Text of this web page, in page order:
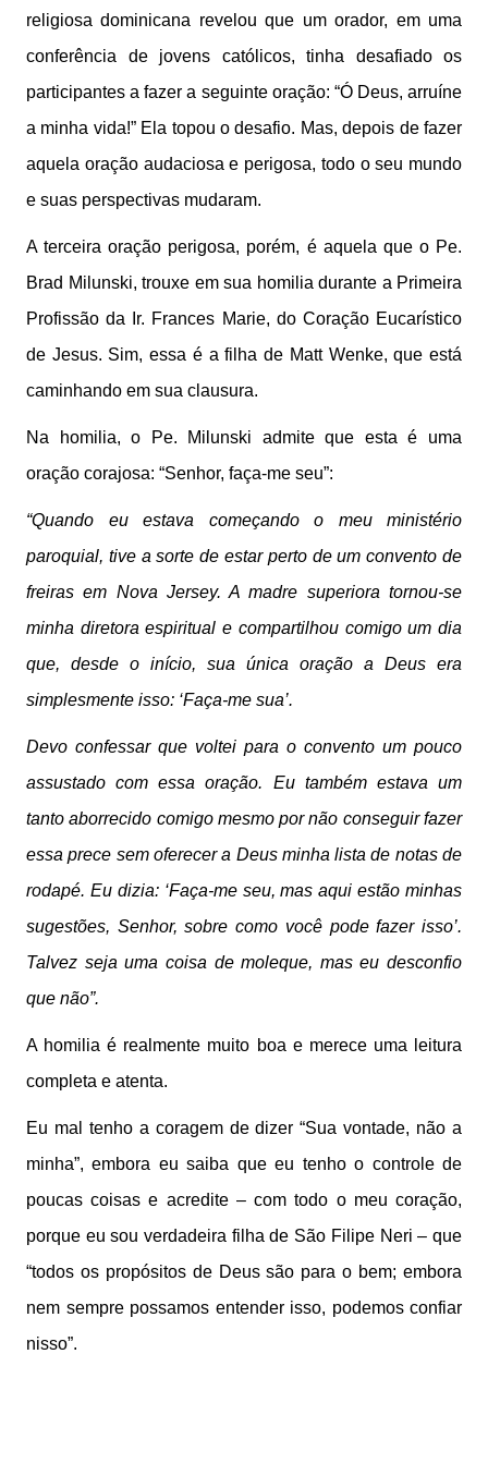
religiosa dominicana revelou que um orador, em uma
conferência de jovens católicos, tinha desafiado os
participantes a fazer a seguinte oração: “Ó Deus, arruíne
a minha vida!” Ela topou o desafio. Mas, depois de fazer
aquela oração audaciosa e perigosa, todo o seu mundo
e suas perspectivas mudaram.
A terceira oração perigosa, porém, é aquela que o Pe.
Brad Milunski, trouxe em sua homilia durante a Primeira
Profissão da Ir. Frances Marie, do Coração Eucarístico
de Jesus. Sim, essa é a filha de Matt Wenke, que está
caminhando em sua clausura.
Na homilia, o Pe. Milunski admite que esta é uma
oração corajosa: “Senhor, faça-me seu”:
“Quando eu estava começando o meu ministério
paroquial, tive a sorte de estar perto de um convento de
freiras em Nova Jersey. A madre superiora tornou-se
minha diretora espiritual e compartilhou comigo um dia
que, desde o início, sua única oração a Deus era
simplesmente isso: ‘Faça-me sua’.
Devo confessar que voltei para o convento um pouco
assustado com essa oração. Eu também estava um
tanto aborrecido comigo mesmo por não conseguir fazer
essa prece sem oferecer a Deus minha lista de notas de
rodapé. Eu dizia: ‘Faça-me seu, mas aqui estão minhas
sugestões, Senhor, sobre como você pode fazer isso’.
Talvez seja uma coisa de moleque, mas eu desconfio
que não”.
A homilia é realmente muito boa e merece uma leitura
completa e atenta.
Eu mal tenho a coragem de dizer “Sua vontade, não a
minha”, embora eu saiba que eu tenho o controle de
poucas coisas e acredite – com todo o meu coração,
porque eu sou verdadeira filha de São Filipe Neri – que
“todos os propósitos de Deus são para o bem; embora
nem sempre possamos entender isso, podemos confiar
nisso”.